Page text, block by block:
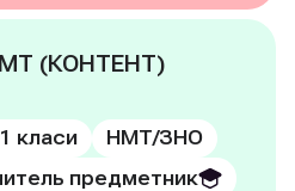
(КОНТЕНТ)
класи
НМТ/ЗНО
предметник